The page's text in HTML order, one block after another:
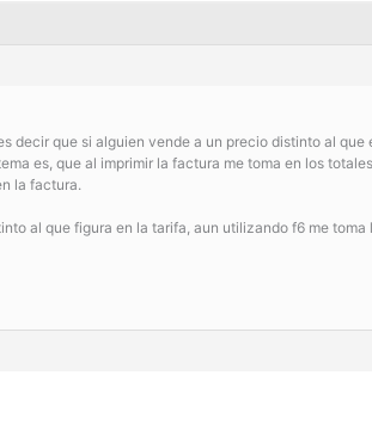
decir que si alguien vende a un precio distinto al
es, que al imprimir la factura me toma en los
la factura.
al que figura en la tarifa, aun utilizando f6 me toma